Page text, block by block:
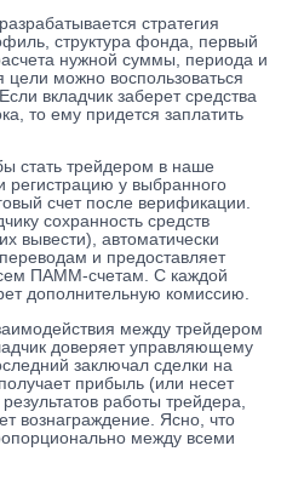
стратегия
структура фонда, первый
нужной суммы, периода и
цели можно воспользоваться
вкладчик заберет средства
то ему придется заплатить
стать трейдером в наше
регистрацию у выбранного
счет после верификации.
сохранность средств
вывести), автоматически
и предоставляет
ПАММ-счетам. С каждой
дополнительную комиссию.
между трейдером
доверяет управляющему
заключал сделки на
прибыль (или несет
работы трейдера,
вознаграждение. Ясно, что
между всеми